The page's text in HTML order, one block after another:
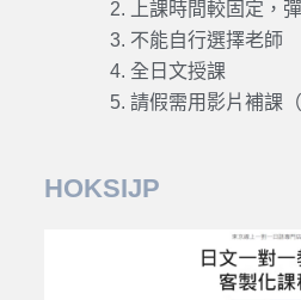
上課時間較固定，
不能自行選擇老師
全 日文授課
請假需用影片補課
HOKSIJP